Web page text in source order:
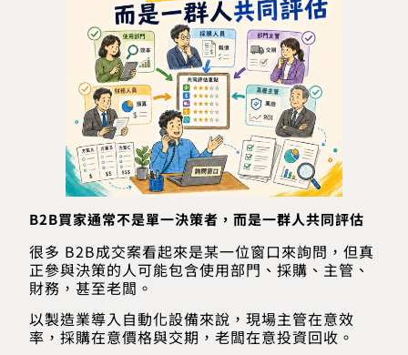
B2B買家通常不是單一決策者，而是一群人共同評估
很多 B2B成交案看起來是某一位窗口來詢問，但真
正參與決策的人可能包含使用部門、採購、主管、
財務，甚至老闆。
以製造業導入自動化設備來說，現場主管在意效
率，採購在意價格與交期，老闆在意投資回收。